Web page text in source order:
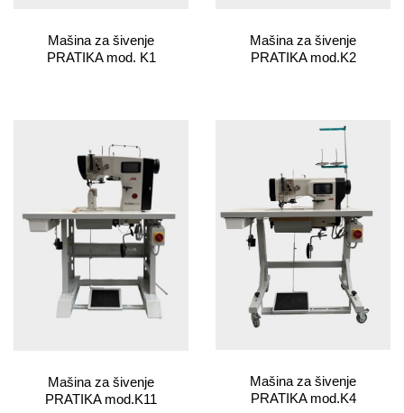
Mašina za šivenje
PRATIKA mod. K1
Mašina za šivenje
PRATIKA mod.K2
Mašina za šivenje
PRATIKA mod.K11
Mašina za šivenje
PRATIKA mod.K4